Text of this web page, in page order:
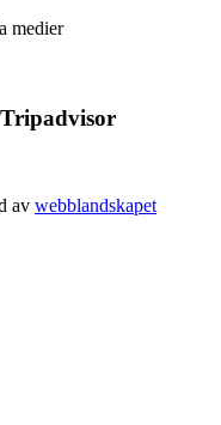
medier
Tripadvisor
av webblandskapet